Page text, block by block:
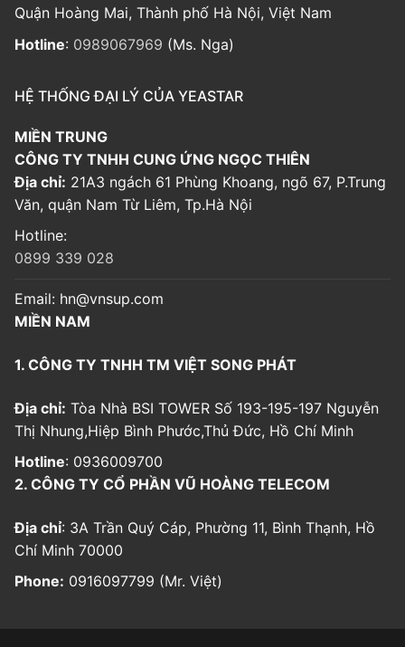
Quận Hoàng Mai, Thành phố Hà Nội, Việt Nam
Hotline: 0989067969 (Ms. Nga)
HỆ THỐNG ĐẠI LÝ CỦA YEASTAR
MIỀN TRUNG
CÔNG TY TNHH CUNG ỨNG NGỌC THIÊN
Địa chỉ: 21A3 ngách 61 Phùng Khoang, ngõ 67, P.Trung
Văn, quận Nam Từ Liêm, Tp.Hà Nội
Hotline:
0899 339 028
Email: hn@vnsup.com
MIỀN NAM
1. CÔNG TY TNHH TM VIỆT SONG PHÁT
Địa chỉ: Tòa Nhà BSI TOWER Số 193-195-197 Nguyễn
Thị Nhung,Hiệp Bình Phước,Thủ Đức, Hồ Chí Minh
Hotline: 0936009700
2. CÔNG TY CỔ PHẦN VŨ HOÀNG TELECOM
Địa chỉ: 3A Trần Quý Cáp, Phường 11, Bình Thạnh, Hồ
Chí Minh 70000
Phone: 0916097799 (Mr. Việt)